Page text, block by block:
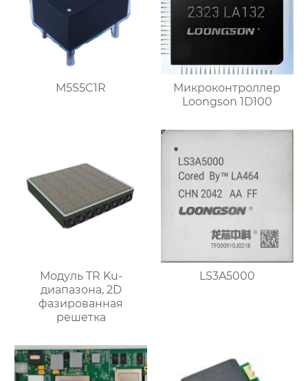
M5S5C1R
Микроконтроллер
Loongson 1D100
Модуль TR Ku-
диапазона, 2D
фазированная
решетка
LS3A5000